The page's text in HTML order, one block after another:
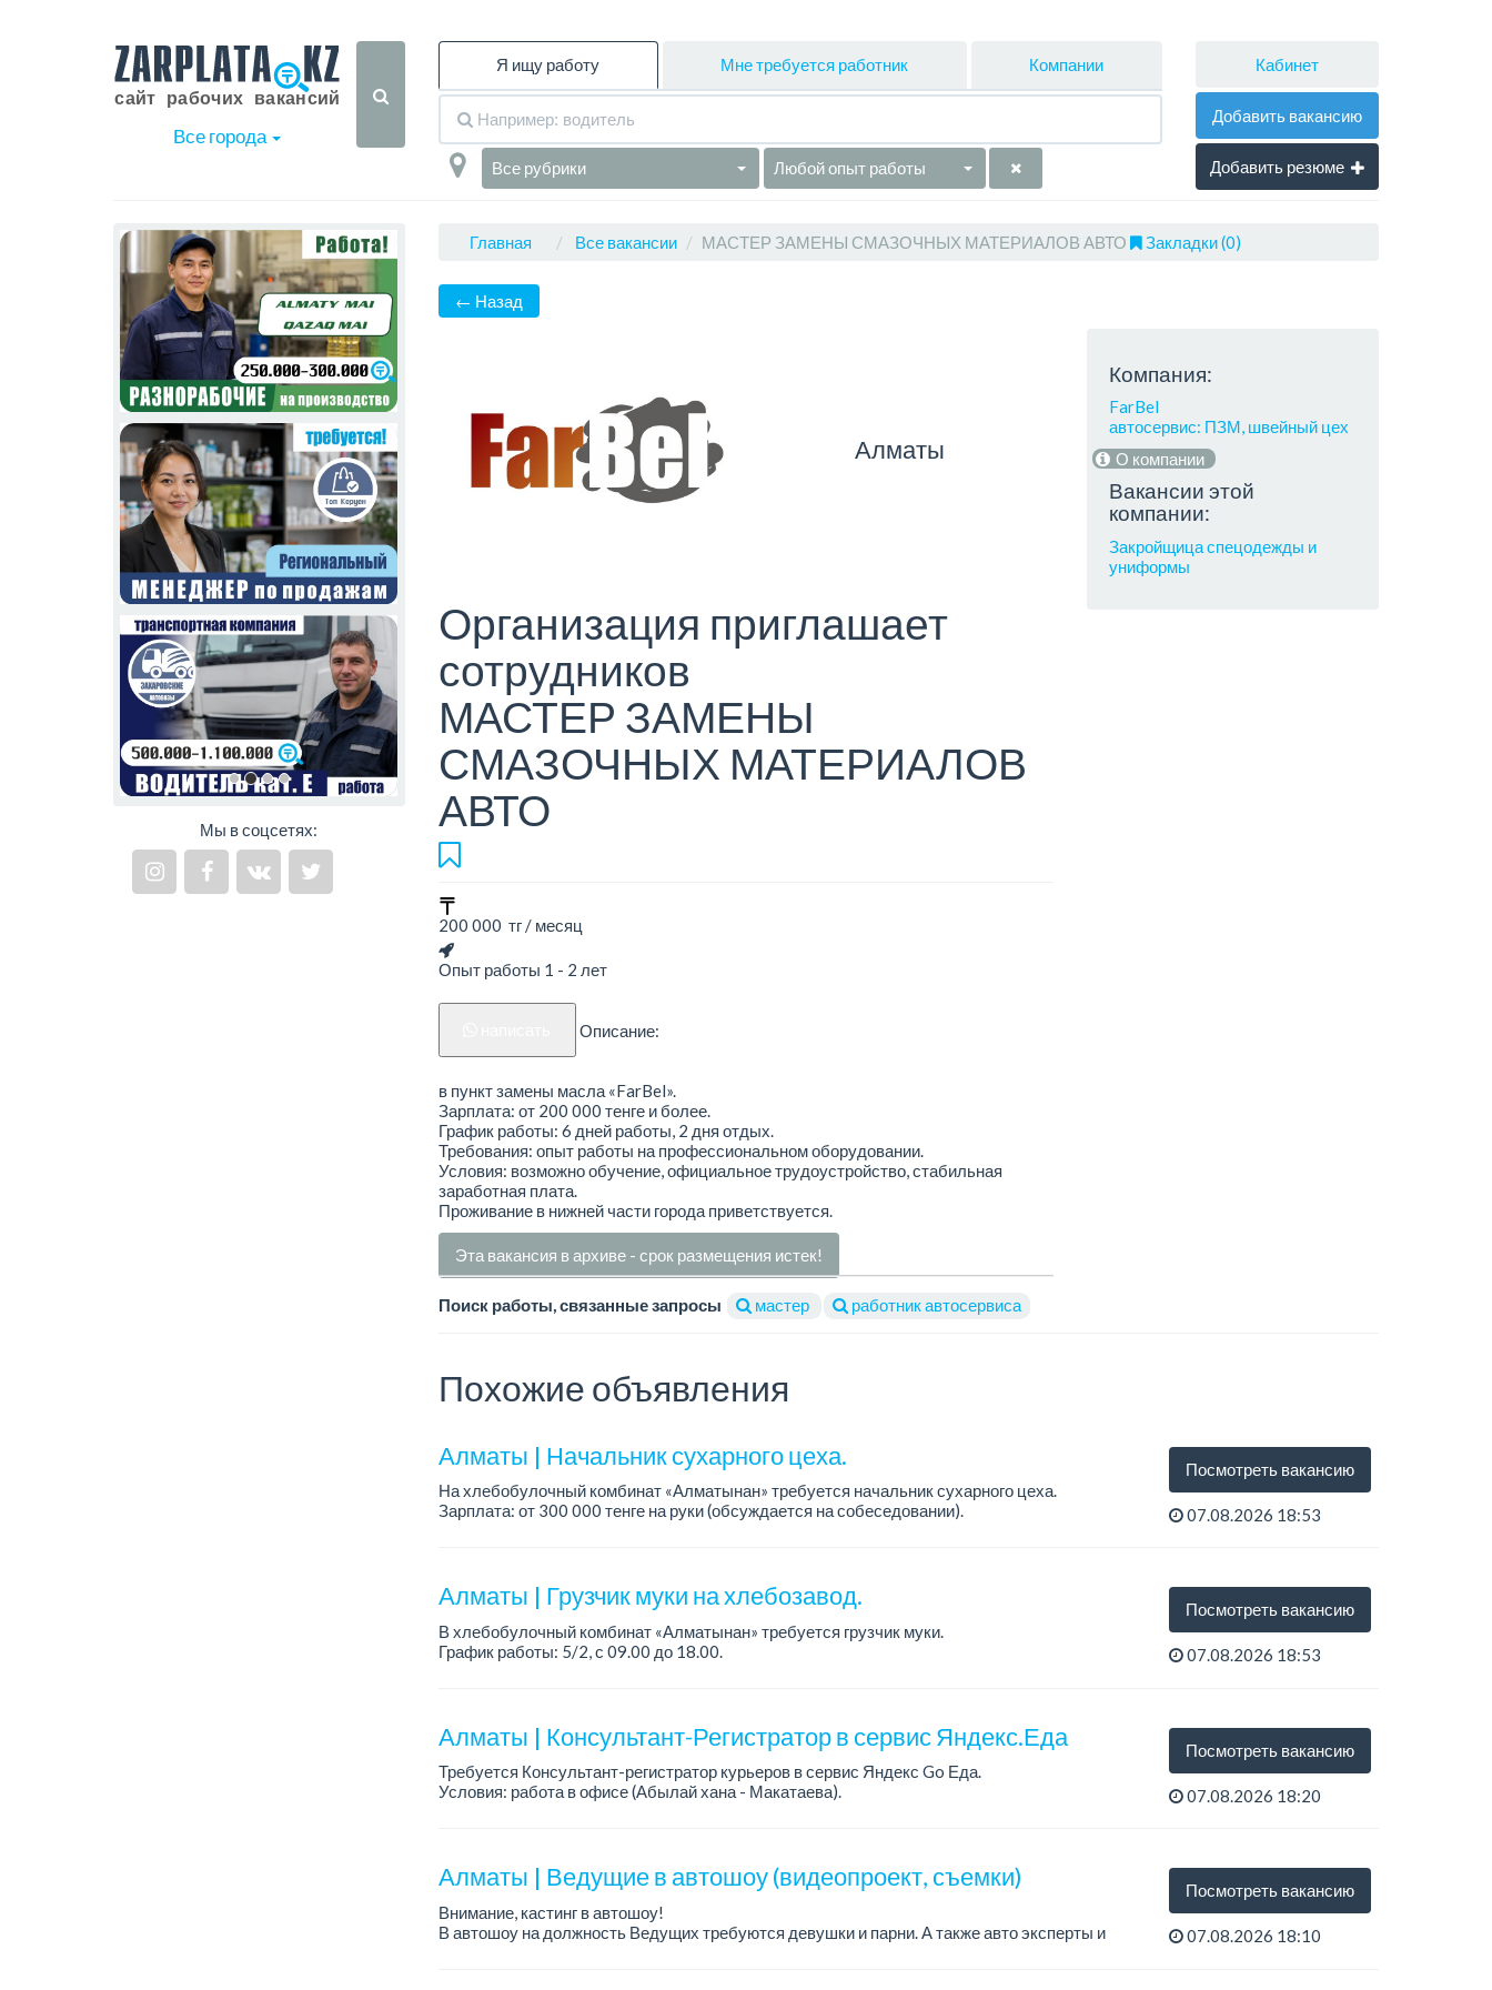
Все города
Я ищу работу Мне требуется работник Компании
Все рубрики Любой опыт работы
Кабинет
Добавить вакансию
Добавить резюме
Мы в соцсетях:
Главная Все вакансии МАСТЕР ЗАМЕНЫ СМАЗОЧНЫХ МАТЕРИАЛОВ АВТО Закладки (0)
← Назад
Алматы
Организация приглашает
сотрудников
МАСТЕР ЗАМЕНЫ
СМАЗОЧНЫХ МАТЕРИАЛОВ
АВТО
200 000 тг / месяц
Опыт работы 1 - 2 лет
Описание:
в пункт замены масла «FarBel».
Зарплата: от 200 000 тенге и более.
График работы: 6 дней работы, 2 дня отдых.
Требования: опыт работы на профессиональном оборудовании.
Условия: возможно обучение, официальное трудоустройство, стабильная
заработная плата.
Проживание в нижней части города приветствуется.
Эта вакансия в архиве - срок размещения истек!
Поиск работы, связанные запросы мастер работник автосервиса
Компания:
FarBel
автосервис: ПЗМ, швейный цех
О компании
Вакансии этой
компании:
Закройщица спецодежды и
униформы
Похожие объявления
Алматы | Начальник сухарного цеха.
На хлебобулочный комбинат «Алматынан» требуется начальник сухарного цеха.
Зарплата: от 300 000 тенге на руки (обсуждается на собеседовании).
Посмотреть вакансию
07.08.2026 18:53
Алматы | Грузчик муки на хлебозавод.
В хлебобулочный комбинат «Алматынан» требуется грузчик муки.
График работы: 5/2, с 09.00 до 18.00.
Посмотреть вакансию
07.08.2026 18:53
Алматы | Консультант-Регистратор в сервис Яндекс.Еда
Требуется Консультант-регистратор курьеров в сервис Яндекс Go Еда.
Условия: работа в офисе (Абылай хана - Макатаева).
Посмотреть вакансию
07.08.2026 18:20
Алматы | Ведущие в автошоу (видеопроект, съемки)
Внимание, кастинг в автошоу!
В автошоу на должность Ведущих требуются девушки и парни. А также авто эксперты и
Посмотреть вакансию
07.08.2026 18:10